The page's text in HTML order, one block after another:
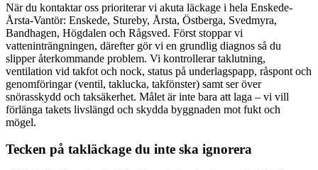
När du kontaktar oss prioriterar vi akuta läckage i hela Enskede-
Årsta-Vantör: Enskede, Stureby, Årsta, Östberga, Svedmyra,
Bandhagen, Högdalen och Rågsved. Först stoppar vi
vatteninträngningen, därefter gör vi en grundlig diagnos så du
slipper återkommande problem. Vi kontrollerar taklutning,
ventilation vid takfot och nock, status på underlagspapp, råspont och
genomföringar (ventil, taklucka, takfönster) samt ser över
snörasskydd och taksäkerhet. Målet är inte bara att laga – vi vill
förlänga takets livslängd och skydda byggnaden mot fukt och
mögel.
Tecken på takläckage du inte ska ignorera